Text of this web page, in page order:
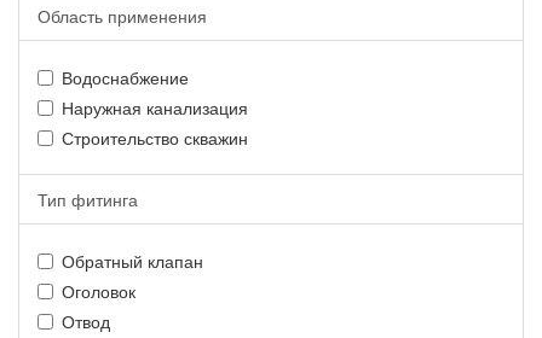
Область применения
Водоснабжение
Наружная канализация
Строительство скважин
Тип фитинга
Обратный клапан
Оголовок
Отвод